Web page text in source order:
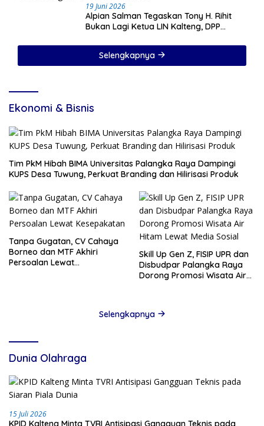
19 Juni 2026
Alpian Salman Tegaskan Tony H. Rihit
Bukan Lagi Ketua LIN Kalteng, DPP
Selengkapnya
Ekonomi & Bisnis
Tim PkM Hibah BIMA Universitas Palangka Raya Dampingi
KUPS Desa Tuwung, Perkuat Branding dan Hilirisasi Produk
Tanpa Gugatan, CV Cahaya
Borneo dan MTF Akhiri
Persoalan Lewat
Skill Up Gen Z, FISIP UPR dan
Disbudpar Palangka Raya
Dorong Promosi Wisata Air
Selengkapnya
Dunia Olahraga
15 Juli 2026
KPID Kalteng Minta TVRI Antisipasi Gangguan Teknis pada